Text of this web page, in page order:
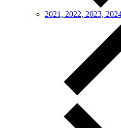
2021, 2022, 2023,